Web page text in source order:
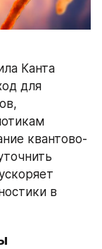
Канта
для
квантово-
в